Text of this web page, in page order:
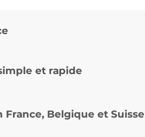
et rapide
France, Belgique et Suisse